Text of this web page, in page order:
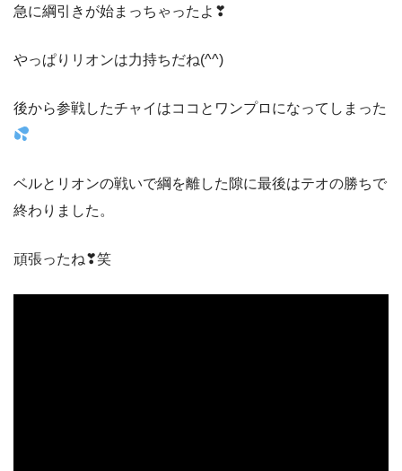
急に綱引きが始まっちゃったよ❣
やっぱりリオンは力持ちだね(^^)
後から参戦したチャイはココとワンプロになってしまった
ベルとリオンの戦いで綱を離した隙に最後はテオの勝ちで
終わりました。
頑張ったね❣笑